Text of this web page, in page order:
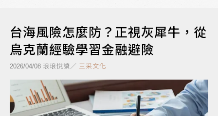
台海風險怎麼防？正視灰犀牛，從
烏克蘭經驗學習金融避險
2026/04/08 琅琅悅讀／ 三采文化